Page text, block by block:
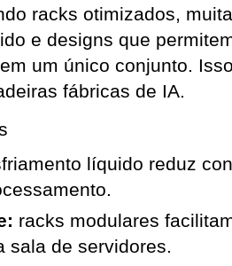
racks otimizados,
e designs que
um único conjunto.
fábricas de IA.
líquido reduz
racks modulares
sala de servidores.